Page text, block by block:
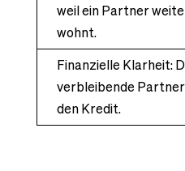
weil ein Partner
wohnt.
Finanzielle Klarheit:
verbleibende
den Kredit.